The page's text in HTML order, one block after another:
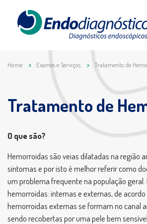
Home Exames e Serviços Tratamento de
Tratamento de
O que são?
Hemorroidas são veias dilatadas na região
sintomas e por isto é melhor referir como
um problema frequente na população
hemorroidas: internas e externas, de
hemorroidas externas se formam no canal
sendo recobertas por uma pele bem